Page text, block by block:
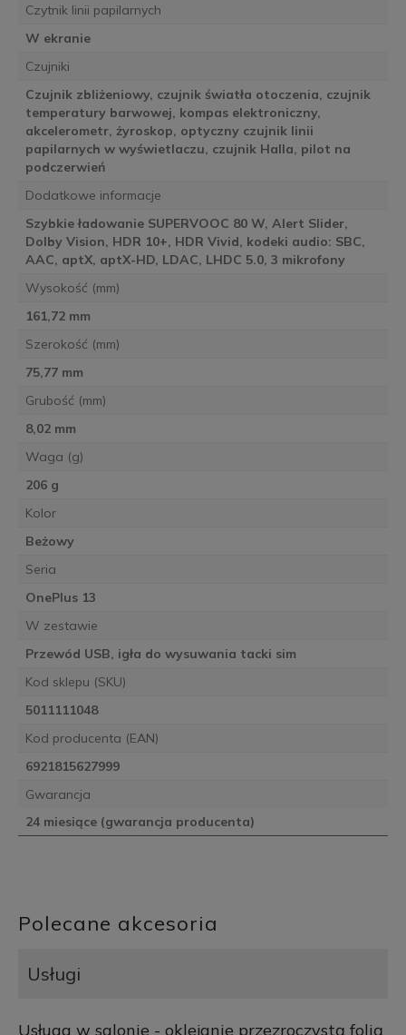
Czytnik linii papilarnych
W ekranie
Czujniki
Czujnik zbliżeniowy, czujnik światła otoczenia, czujnik
temperatury barwowej, kompas elektroniczny,
akcelerometr, żyroskop, optyczny czujnik linii
papilarnych w wyświetlaczu, czujnik Halla, pilot na
podczerwień
Dodatkowe informacje
Szybkie ładowanie SUPERVOOC 80 W, Alert Slider,
Dolby Vision, HDR 10+, HDR Vivid, kodeki audio: SBC,
AAC, aptX, aptX-HD, LDAC, LHDC 5.0, 3 mikrofony
Wysokość (mm)
161,72 mm
Szerokość (mm)
75,77 mm
Grubość (mm)
8,02 mm
Waga (g)
206 g
Kolor
Beżowy
Seria
OnePlus 13
W zestawie
Przewód USB, igła do wysuwania tacki sim
Kod sklepu (SKU)
5011111048
Kod producenta (EAN)
6921815627999
Gwarancja
24 miesiące (gwarancja producenta)
Polecane akcesoria
Usługi
Usługa w salonie - oklejanie przezroczystą folią